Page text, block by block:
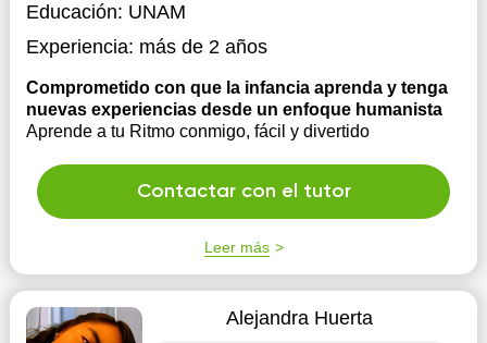
Educación: UNAM
Experiencia: más de 2 años
Comprometido con que la infancia aprenda y tenga
nuevas experiencias desde un enfoque humanista
Aprende a tu Ritmo conmigo, fácil y divertido
Contactar con el tutor
Leer más
Alejandra Huerta